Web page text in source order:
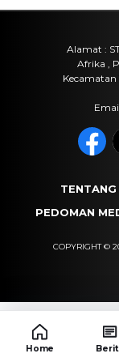
yang
Rencana
Gagal, 2 Pejabat
Dilaporkan
Jumat, 7 Agu 2026 - 14:56
POPULER
Sosok Ini
Agustus yang
5 Resep Cumi
(602,431)
Home